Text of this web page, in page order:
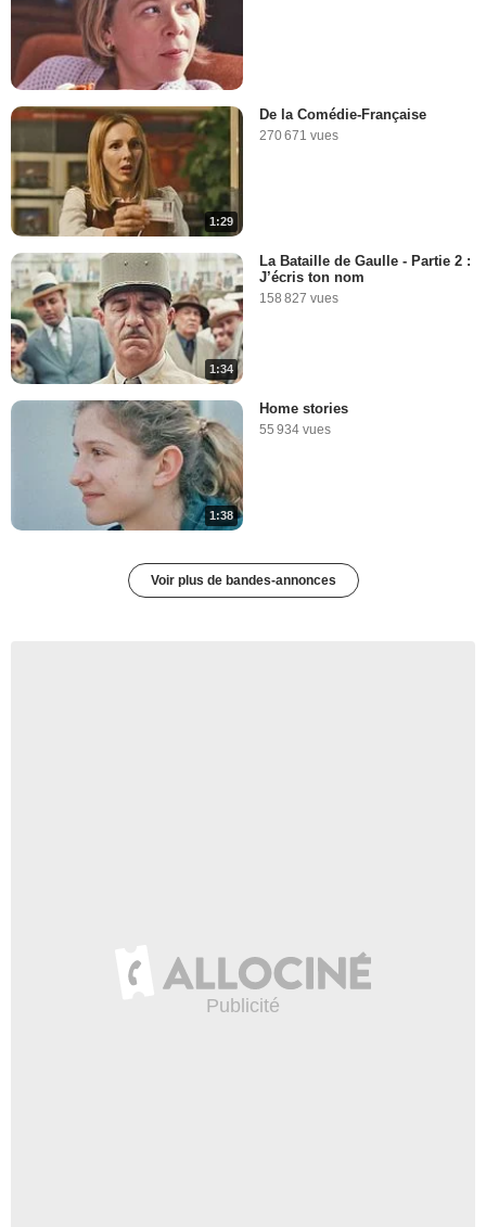
1:29
De la Comédie-Française
270 671 vues
1:34
La Bataille de Gaulle - Partie 2 :
J’écris ton nom
158 827 vues
1:38
Home stories
55 934 vues
Voir plus de bandes-annonces